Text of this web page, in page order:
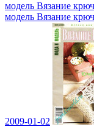
модель Вязание
модель Вязание
2009-01-02